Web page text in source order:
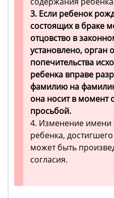
3. Если ребенок
состоящих в браке
отцовство в
установлено, орган
попечительства
ребенка вправе
фамилию на
она носит в момент
просьбой.
4. Изменение
ребенка,
может быть
согласия.